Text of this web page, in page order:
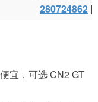
280724862 |
宜，可选 CN2 GT